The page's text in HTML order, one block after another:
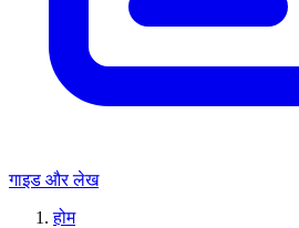
गाइड और लेख
होम